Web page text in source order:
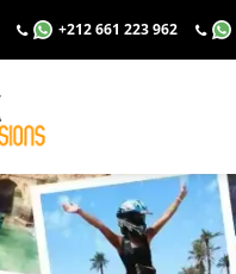
+212 661 223 962